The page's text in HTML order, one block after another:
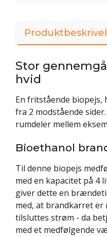
Stor
hvid
En fritstående biopejs,
fra 2 modstående
rumdeler mellem
Bioethanol
Til denne biopejs
med en kapacitet på 4
giver dette en
med, at brandkarret er
tilsluttes strøm - da
med et medfølgende